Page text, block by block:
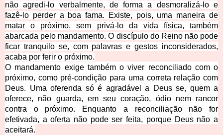
não agredi-lo verbalmente, de forma a desmoralizá-lo e
fazê-lo perder a boa fama. Existe, pois, uma maneira de
matar o próximo, sem privá-lo da vida física, também
abarcada pelo mandamento. O discípulo do Reino não pode
ficar tranquilo se, com palavras e gestos inconsiderados,
acaba por ferir o próximo.
O mandamento exige também o viver reconciliado com o
próximo, como pré-condição para uma correta relação com
Deus. Uma oferenda só é agradável a Deus se, quem a
oferece, não guarda, em seu coração, ódio nem rancor
contra o próximo. Enquanto a reconciliação não for
efetivada, a oferta não pode ser feita, porque Deus não a
aceitará.